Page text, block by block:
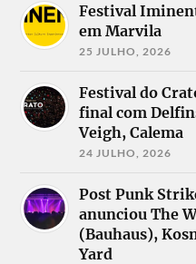
Festival
em Marvila
25 JULHO, 2026
Festival do
final com
Veigh, Calema
24 JULHO, 2026
Post Punk
anunciou The
(Bauhaus),
Yard